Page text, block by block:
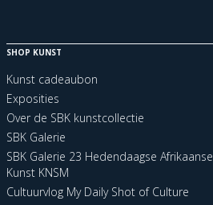
SHOP KUNST
Kunst cadeaubon
Exposities
Over de SBK kunstcollectie
SBK Galerie
SBK Galerie 23 Hedendaagse Afrikaanse
Kunst KNSM
Cultuurvlog My Daily Shot of Culture